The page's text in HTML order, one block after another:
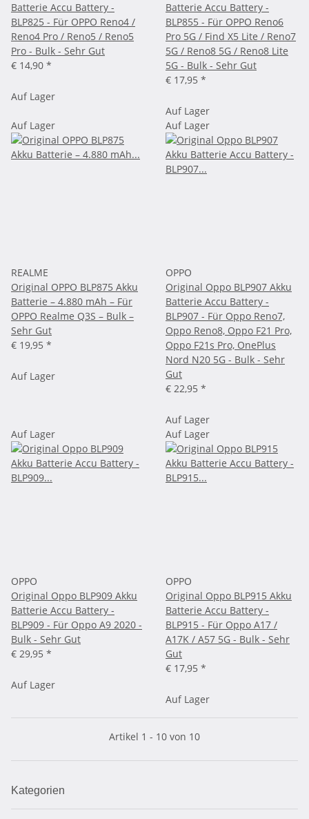
Batterie Accu Battery -
BLP825 - Für OPPO Reno4 /
Reno4 Pro / Reno5 / Reno5
Pro - Bulk - Sehr Gut
€ 14,90 *
Auf Lager
Batterie Accu Battery -
BLP855 - Für OPPO Reno6
Pro 5G / Find X5 Lite / Reno7
5G / Reno8 5G / Reno8 Lite
5G - Bulk - Sehr Gut
€ 17,95 *
Auf Lager
Auf Lager
REALME
Original OPPO BLP875 Akku
Batterie – 4.880 mAh – Für
OPPO Realme Q3S – Bulk –
Sehr Gut
€ 19,95 *
Auf Lager
Auf Lager
OPPO
Original Oppo BLP907 Akku
Batterie Accu Battery -
BLP907 - Für Oppo Reno7,
Oppo Reno8, Oppo F21 Pro,
Oppo F21s Pro, OnePlus
Nord N20 5G - Bulk - Sehr
Gut
€ 22,95 *
Auf Lager
Auf Lager
OPPO
Original Oppo BLP909 Akku
Batterie Accu Battery -
BLP909 - Für Oppo A9 2020 -
Bulk - Sehr Gut
€ 29,95 *
Auf Lager
Auf Lager
OPPO
Original Oppo BLP915 Akku
Batterie Accu Battery -
BLP915 - Für Oppo A17 /
A17K / A57 5G - Bulk - Sehr
Gut
€ 17,95 *
Auf Lager
Artikel 1 - 10 von 10
Kategorien